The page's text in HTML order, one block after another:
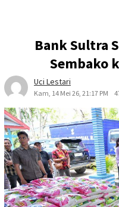
Bank Sultra
Sembako
Uci Lestari
Kam, 14 Mei 26, 21:17 PM